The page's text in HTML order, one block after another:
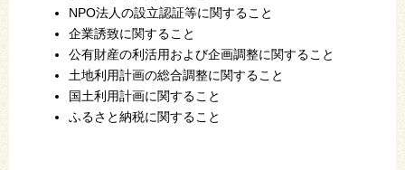
NPO法人の設立認証等に関すること
企業誘致に関すること
公有財産の利活用および企画調整に関すること
土地利用計画の総合調整に関すること
国土利用計画に関すること
ふるさと納税に関すること